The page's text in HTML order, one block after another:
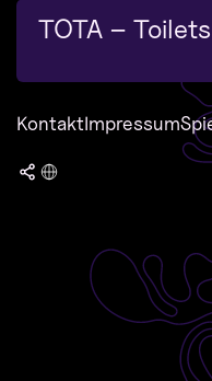
TOTA –
KontaktImpressum